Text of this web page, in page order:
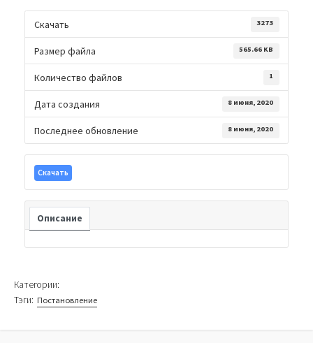
Скачать 3273
Размер файла 565.66 KB
Количество файлов 1
Дата создания 8 июня, 2020
Последнее обновление 8 июня, 2020
Скачать
Описание
Категории:
Тэги: Постановление